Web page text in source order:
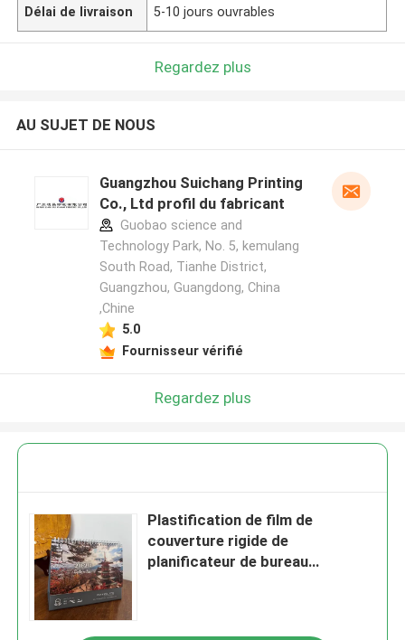
Délai de livraison 5-10 jours ouvrables
Regardez plus
AU SUJET DE NOUS
Guangzhou Suichang Printing
Co., Ltd profil du fabricant
Guobao science and
Technology Park, No. 5, kemulang
South Road, Tianhe District,
Guangzhou, Guangdong, China
,Chine
5.0
Fournisseur vérifié
Regardez plus
Plastification de film de
couverture rigide de
planificateur de bureau